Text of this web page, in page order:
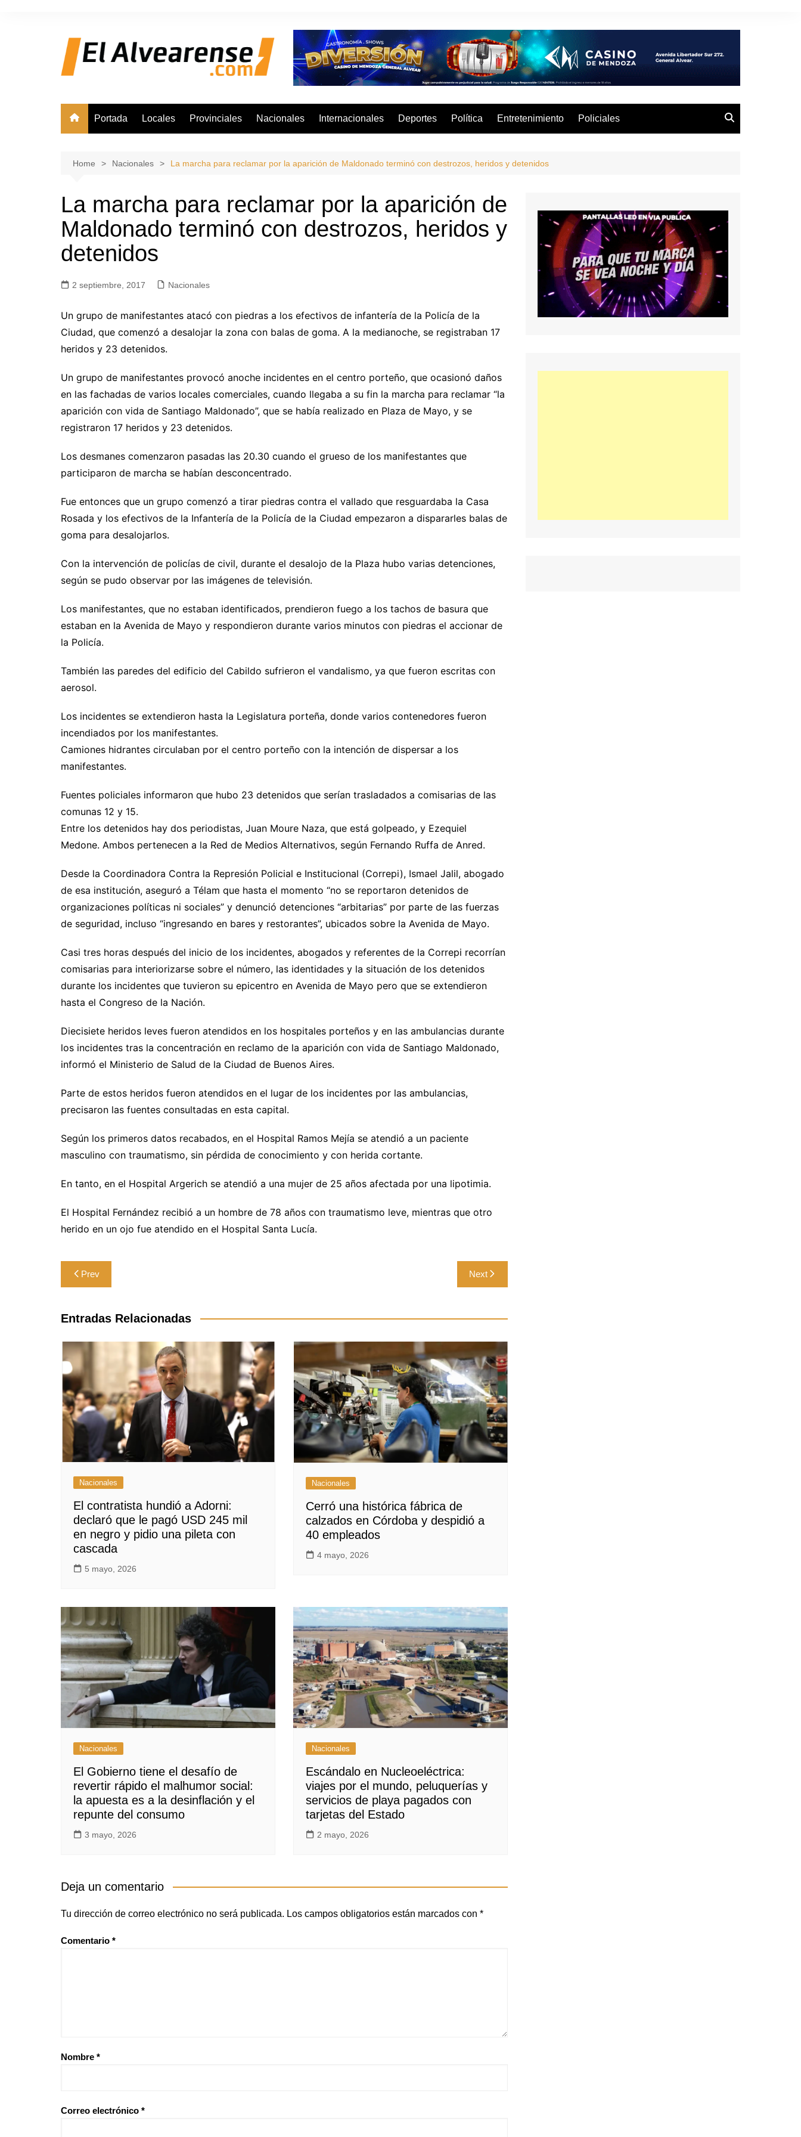
Portada Locales Provinciales Nacionales Internacionales Deportes Política Entretenimiento Policiales
Home Nacionales La marcha para reclamar por la aparición de Maldonado terminó con destrozos, heridos y detenidos
La marcha para reclamar por la aparición de
Maldonado terminó con destrozos, heridos y
detenidos
2 septiembre, 2017 Nacionales
Un grupo de manifestantes atacó con piedras a los efectivos de infantería de la Policía de la
Ciudad, que comenzó a desalojar la zona con balas de goma. A la medianoche, se registraban 17
heridos y 23 detenidos.
Un grupo de manifestantes provocó anoche incidentes en el centro porteño, que ocasionó daños
en las fachadas de varios locales comerciales, cuando llegaba a su fin la marcha para reclamar “la
aparición con vida de Santiago Maldonado”, que se había realizado en Plaza de Mayo, y se
registraron 17 heridos y 23 detenidos.
Los desmanes comenzaron pasadas las 20.30 cuando el grueso de los manifestantes que
participaron de marcha se habían desconcentrado.
Fue entonces que un grupo comenzó a tirar piedras contra el vallado que resguardaba la Casa
Rosada y los efectivos de la Infantería de la Policía de la Ciudad empezaron a dispararles balas de
goma para desalojarlos.
Con la intervención de policías de civil, durante el desalojo de la Plaza hubo varias detenciones,
según se pudo observar por las imágenes de televisión.
Los manifestantes, que no estaban identificados, prendieron fuego a los tachos de basura que
estaban en la Avenida de Mayo y respondieron durante varios minutos con piedras el accionar de
la Policía.
También las paredes del edificio del Cabildo sufrieron el vandalismo, ya que fueron escritas con
aerosol.
Los incidentes se extendieron hasta la Legislatura porteña, donde varios contenedores fueron
incendiados por los manifestantes.
Camiones hidrantes circulaban por el centro porteño con la intención de dispersar a los
manifestantes.
Fuentes policiales informaron que hubo 23 detenidos que serían trasladados a comisarias de las
comunas 12 y 15.
Entre los detenidos hay dos periodistas, Juan Moure Naza, que está golpeado, y Ezequiel
Medone. Ambos pertenecen a la Red de Medios Alternativos, según Fernando Ruffa de Anred.
Desde la Coordinadora Contra la Represión Policial e Institucional (Correpi), Ismael Jalil, abogado
de esa institución, aseguró a Télam que hasta el momento “no se reportaron detenidos de
organizaciones políticas ni sociales” y denunció detenciones “arbitarias” por parte de las fuerzas
de seguridad, incluso “ingresando en bares y restorantes”, ubicados sobre la Avenida de Mayo.
Casi tres horas después del inicio de los incidentes, abogados y referentes de la Correpi recorrían
comisarias para interiorizarse sobre el número, las identidades y la situación de los detenidos
durante los incidentes que tuvieron su epicentro en Avenida de Mayo pero que se extendieron
hasta el Congreso de la Nación.
Diecisiete heridos leves fueron atendidos en los hospitales porteños y en las ambulancias durante
los incidentes tras la concentración en reclamo de la aparición con vida de Santiago Maldonado,
informó el Ministerio de Salud de la Ciudad de Buenos Aires.
Parte de estos heridos fueron atendidos en el lugar de los incidentes por las ambulancias,
precisaron las fuentes consultadas en esta capital.
Según los primeros datos recabados, en el Hospital Ramos Mejía se atendió a un paciente
masculino con traumatismo, sin pérdida de conocimiento y con herida cortante.
En tanto, en el Hospital Argerich se atendió a una mujer de 25 años afectada por una lipotimia.
El Hospital Fernández recibió a un hombre de 78 años con traumatismo leve, mientras que otro
herido en un ojo fue atendido en el Hospital Santa Lucía.
Navegación
de
entradas
Prev Next
Entradas Relacionadas
Nacionales
El contratista hundió a Adorni:
declaró que le pagó USD 245 mil
en negro y pidio una pileta con
cascada
5 mayo, 2026
Nacionales
Cerró una histórica fábrica de
calzados en Córdoba y despidió a
40 empleados
4 mayo, 2026
Nacionales
El Gobierno tiene el desafío de
revertir rápido el malhumor social:
la apuesta es a la desinflación y el
repunte del consumo
3 mayo, 2026
Nacionales
Escándalo en Nucleoeléctrica:
viajes por el mundo, peluquerías y
servicios de playa pagados con
tarjetas del Estado
2 mayo, 2026
Deja un comentario
Tu dirección de correo electrónico no será publicada. Los campos obligatorios están marcados con *
Comentario *
Nombre *
Correo electrónico *